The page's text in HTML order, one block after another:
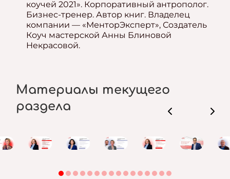
коучей 2021». Корпоративный антрополог.
Бизнес-тренер. Автор книг. Владелец
компании — «МенторЭксперт», Создатель
Коуч мастерской Анны Блиновой
Некрасовой.
Материалы текущего
раздела